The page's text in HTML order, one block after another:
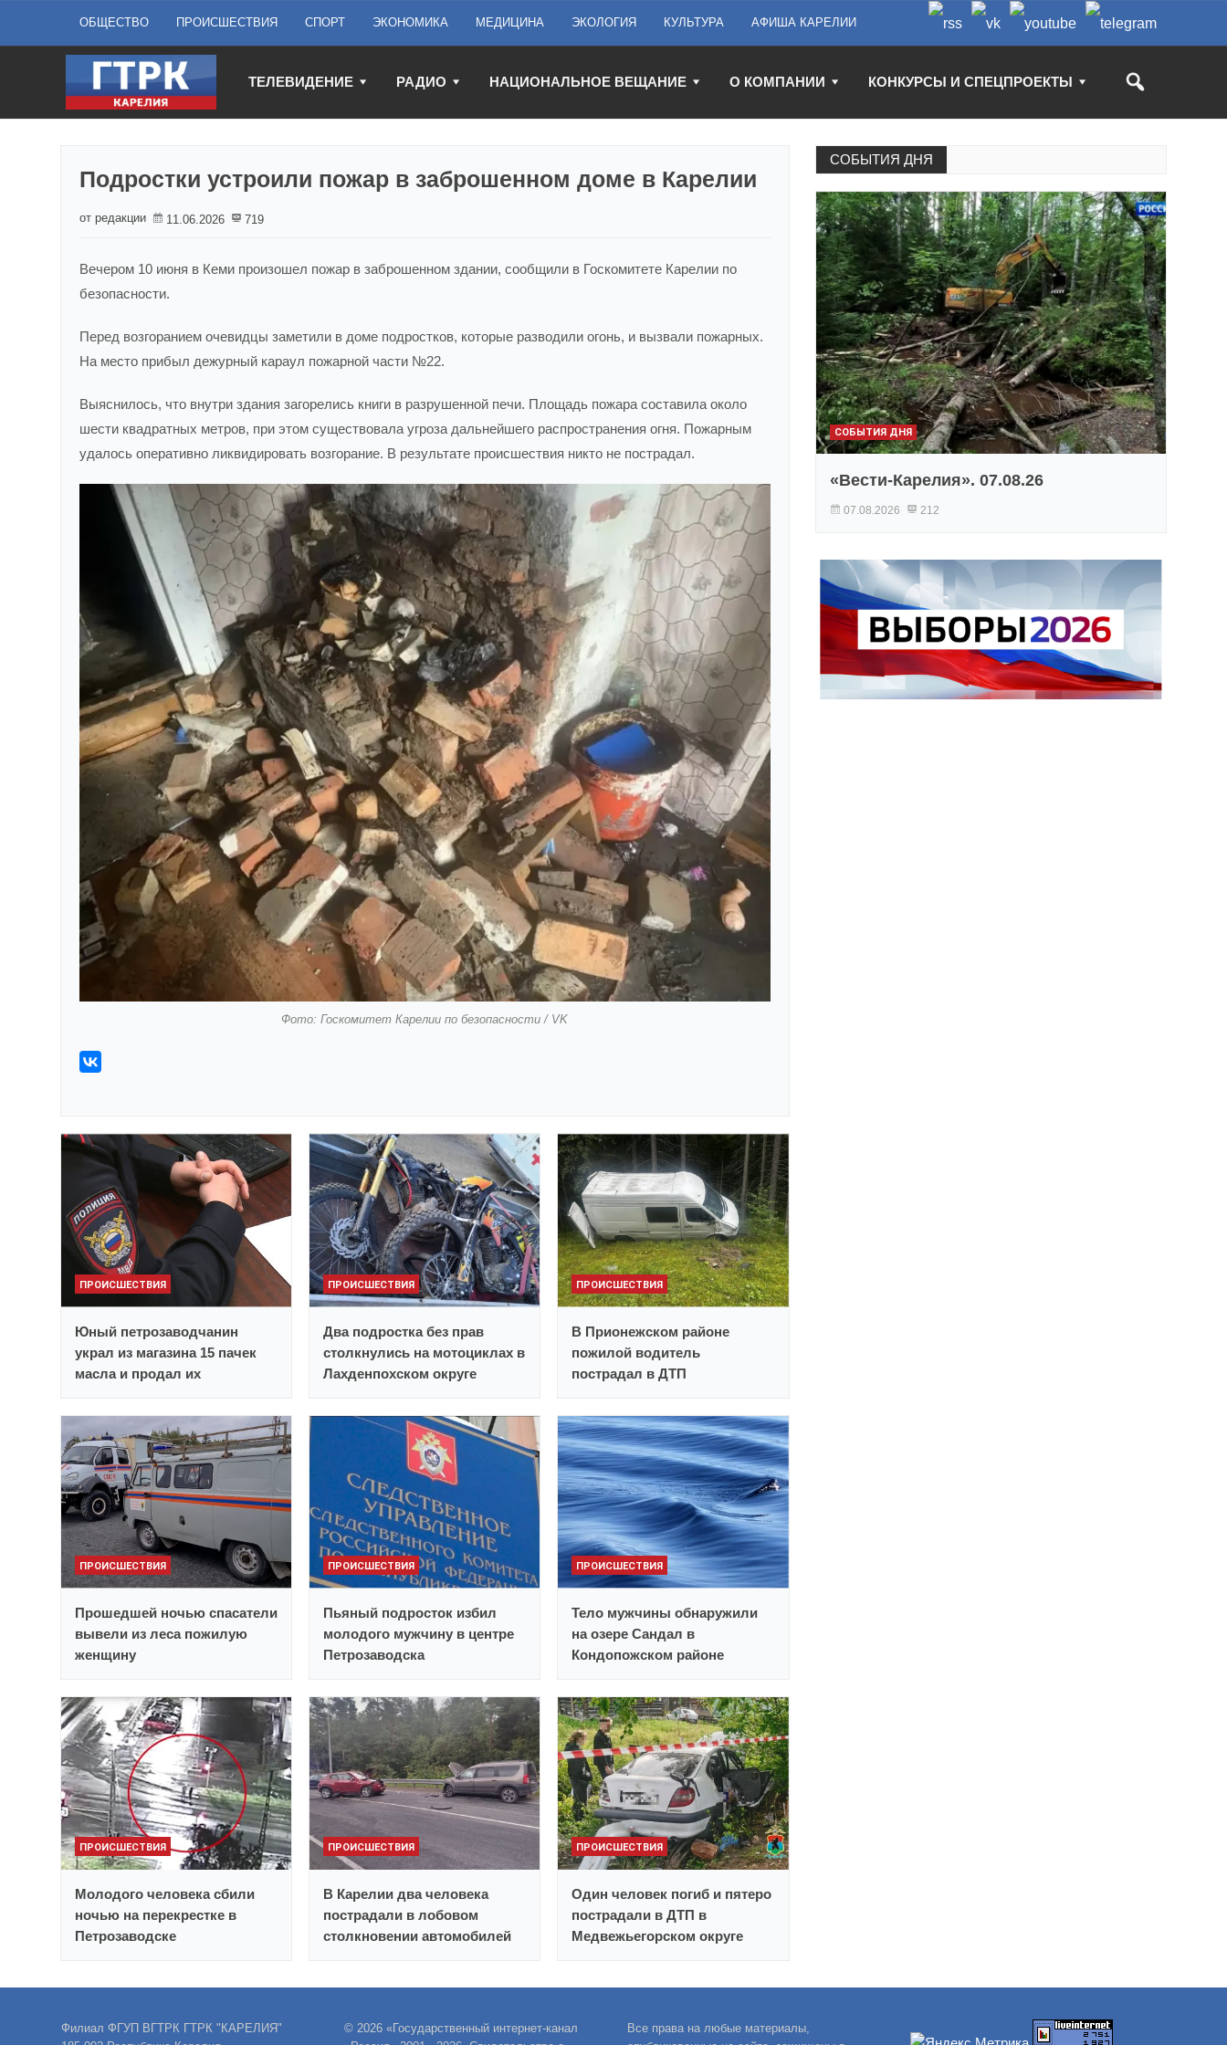
ОБЩЕСТВО ПРОИСШЕСТВИЯ СПОРТ ЭКОНОМИКА МЕДИЦИНА ЭКОЛОГИЯ КУЛЬТУРА АФИША КАРЕЛИИ
ТЕЛЕВИДЕНИЕ РАДИО НАЦИОНАЛЬНОЕ ВЕЩАНИЕ О КОМПАНИИ КОНКУРСЫ И СПЕЦПРОЕКТЫ
Подростки устроили пожар в заброшенном доме в Карелии
от редакции 11.06.2026 719
Вечером 10 июня в Кеми произошел пожар в заброшенном здании, сообщили в Госкомитете Карелии по
безопасности.
Перед возгоранием очевидцы заметили в доме подростков, которые разводили огонь, и вызвали пожарных.
На место прибыл дежурный караул пожарной части №22.
Выяснилось, что внутри здания загорелись книги в разрушенной печи. Площадь пожара составила около
шести квадратных метров, при этом существовала угроза дальнейшего распространения огня. Пожарным
удалось оперативно ликвидировать возгорание. В результате происшествия никто не пострадал.
Фото: Госкомитет Карелии по безопасности / VK
ПРОИСШЕСТВИЯ
Юный петрозаводчанин
украл из магазина 15 пачек
масла и продал их
ПРОИСШЕСТВИЯ
Два подростка без прав
столкнулись на мотоциклах в
Лахденпохском округе
ПРОИСШЕСТВИЯ
В Прионежском районе
пожилой водитель
пострадал в ДТП
ПРОИСШЕСТВИЯ
Прошедшей ночью спасатели
вывели из леса пожилую
женщину
ПРОИСШЕСТВИЯ
Пьяный подросток избил
молодого мужчину в центре
Петрозаводска
ПРОИСШЕСТВИЯ
Тело мужчины обнаружили
на озере Сандал в
Кондопожском районе
ПРОИСШЕСТВИЯ
Молодого человека сбили
ночью на перекрестке в
Петрозаводске
ПРОИСШЕСТВИЯ
В Карелии два человека
пострадали в лобовом
столкновении автомобилей
ПРОИСШЕСТВИЯ
Один человек погиб и пятеро
пострадали в ДТП в
Медвежьегорском округе
СОБЫТИЯ ДНЯ
СОБЫТИЯ ДНЯ
«Вести-Карелия». 07.08.26
07.08.2026 212
Филиал ФГУП ВГТРК ГТРК "КАРЕЛИЯ"
© 2026 «Государственный интернет-канал
Все права на любые материалы,